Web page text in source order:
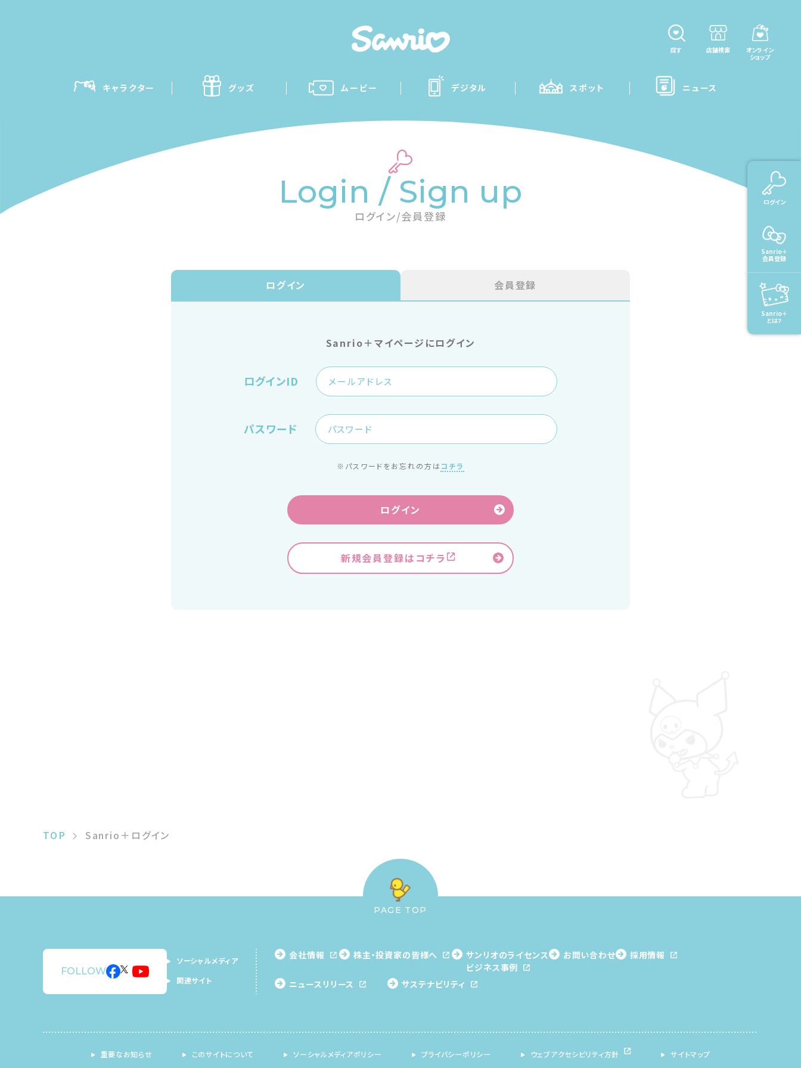
ログイン
Sanrio＋
会員登録
Sanrio＋
とは？
探す 店舗検索
オンライン
ショップ
キャラクター グッズ ムービー デジタル スポット ニュース
Login / Sign up
ログイン/会員登録
ログイン 会員登録
Sanrio＋マイページにログイン
ログインID
パスワード
※パスワードをお忘れの方は コチラ
ログイン
新規会員登録はコチラ
TOP Sanrio＋ログイン
PAGE TOP
FOLLOW
ソーシャルメディア
関連サイト
会社情報 株主・投資家の皆様へ
サンリオのライセンス
ビジネス事例
お問い合わせ 採用情報
ニュースリリース サステナビリティ
重要なお知らせ このサイトについて ソーシャルメディアポリシー プライバシーポリシー ウェブアクセシビリティ方針 サイトマップ